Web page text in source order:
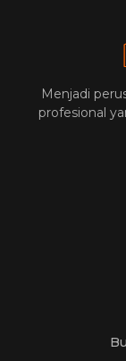
Menjadi
profesional